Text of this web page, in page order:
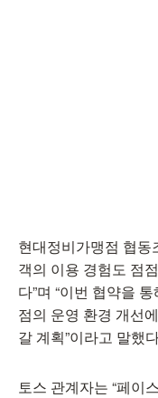
현대정비가맹점 협동
객의 이용 경험도 점
다”며 “이번 협약을
점의 운영 환경 개선
갈 계획”이라고 말했
토스 관계자는 “페이